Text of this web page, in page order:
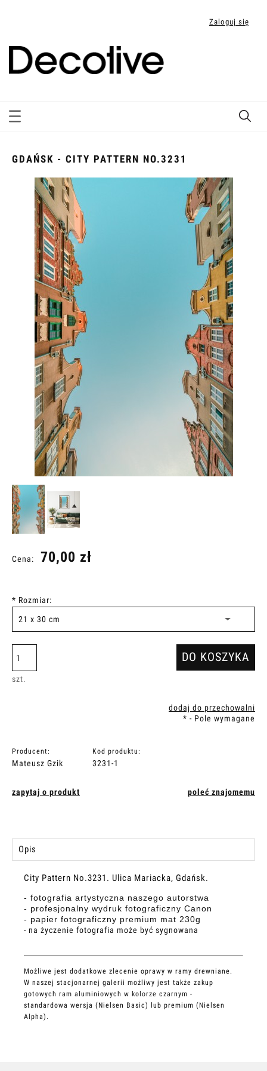
Zaloguj się
GDAŃSK - CITY PATTERN NO.3231
Cena: 70,00 zł
* Rozmiar:
szt.
DO KOSZYKA
dodaj do przechowalni
* - Pole wymagane
Producent:
Mateusz Gzik
Kod produktu:
3231-1
zapytaj o produkt poleć znajomemu
Opis
City Pattern No.3231. Ulica Mariacka, Gdańsk.
- fotografia artystyczna naszego autorstwa
- profesjonalny wydruk fotograficzny Canon
- papier fotograficzny premium mat 230g
- na życzenie fotografia może być sygnowana
Możliwe jest dodatkowe zlecenie oprawy w ramy drewniane.
W naszej stacjonarnej galerii możliwy jest także zakup
gotowych ram aluminiowych w kolorze czarnym -
standardowa wersja (Nielsen Basic) lub premium (Nielsen
Alpha).